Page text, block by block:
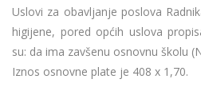
Uslovi za obavljanje poslova
higijene, pored općih uslova
su: da ima zavšenu osnovnu školu
Iznos osnovne plate je 408 x 1,70.